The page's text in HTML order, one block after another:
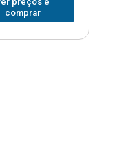
comprar